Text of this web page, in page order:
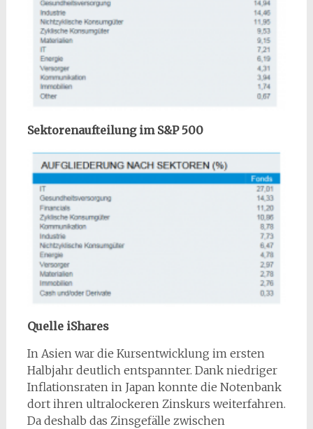
Sektorenaufteilung im S&P 500
Quelle iShares
In Asien war die Kursentwicklung im ersten
Halbjahr deutlich entspannter. Dank niedriger
Inflationsraten in Japan konnte die Notenbank
dort ihren ultralockeren Zinskurs weiterfahren.
Da deshalb das Zinsgefälle zwischen